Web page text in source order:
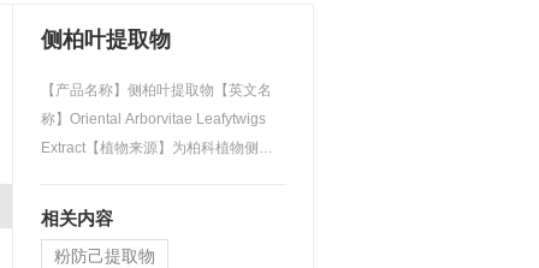
侧柏叶提取物
【产品名称】侧柏叶提取物【英文名
称】Oriental Arborvitae Leafytwigs
Extract【植物来源】为柏科植物侧柏
相关内容
粉防己提取物